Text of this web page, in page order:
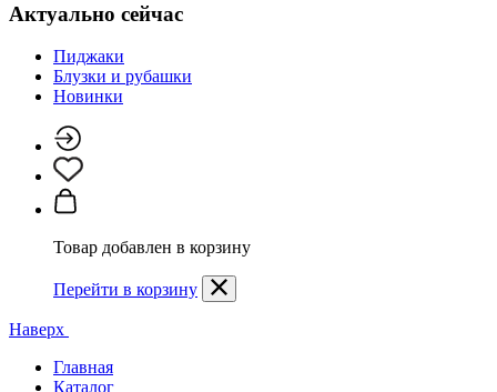
Актуально сейчас
Пиджаки
Блузки и рубашки
Новинки
Товар добавлен в корзину
Перейти в корзину
Наверх
Главная
Каталог